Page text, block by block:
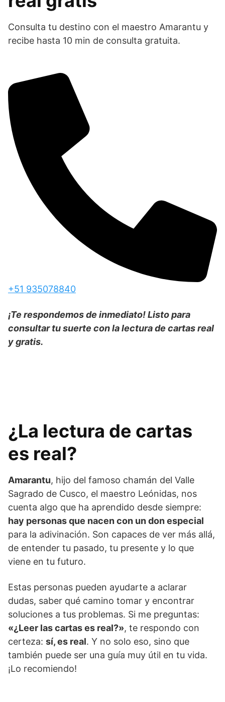
Consulta tu destino con el maestro Amarantu y
recibe hasta 10 min de consulta gratuita.
+51 935078840
¡Te respondemos de inmediato! Listo para
consultar tu suerte con la lectura de cartas real
y gratis.
¿La lectura de cartas
es real?
Amarantu, hijo del famoso chamán del Valle
Sagrado de Cusco, el maestro Leónidas, nos
cuenta algo que ha aprendido desde siempre:
hay personas que nacen con un don especial
para la adivinación. Son capaces de ver más allá,
de entender tu pasado, tu presente y lo que
viene en tu futuro.
Estas personas pueden ayudarte a aclarar
dudas, saber qué camino tomar y encontrar
soluciones a tus problemas. Si me preguntas:
«¿Leer las cartas es real?», te respondo con
certeza: sí, es real. Y no solo eso, sino que
también puede ser una guía muy útil en tu vida.
¡Lo recomiendo!